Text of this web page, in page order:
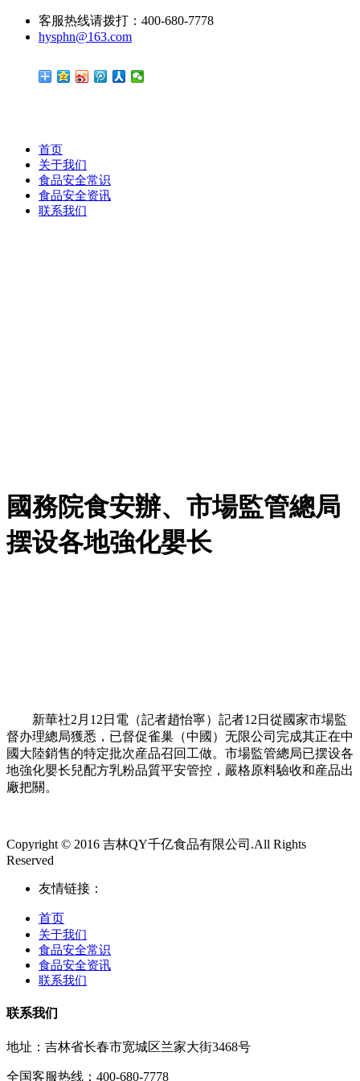
客服热线请拨打：400-680-7778
hysphn@163.com
首页
关于我们
食品安全常识
食品安全资讯
联系我们
國務院食安辦、市場監管總局
摆设各地強化嬰长
新華社2月12日電（記者趙怡寧）記者12日從國家市場監
督办理總局獲悉，已督促雀巢（中國）无限公司完成其正在中
國大陸銷售的特定批次産品召回工做。市場監管總局已摆设各
地強化嬰长兒配方乳粉品質平安管控，嚴格原料驗收和産品出
廠把關。
Copyright © 2016 吉林QY千亿食品有限公司.All Rights
Reserved
友情链接：
首页
关于我们
食品安全常识
食品安全资讯
联系我们
联系我们
地址：吉林省长春市宽城区兰家大街3468号
全国客服热线：400-680-7778